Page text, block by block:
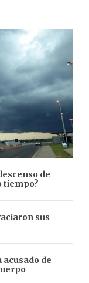
de
tiempo?
sus
acusado de